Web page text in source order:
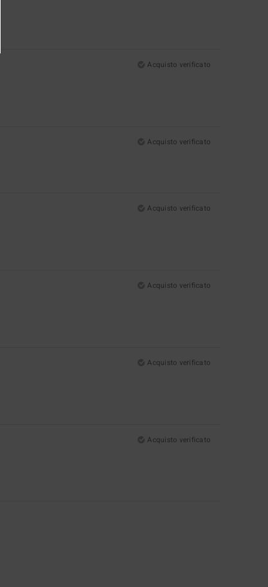
Acquisto verificato
Acquisto verificato
Acquisto verificato
Acquisto verificato
Acquisto verificato
Acquisto verificato